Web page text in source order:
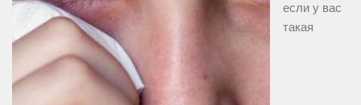
если у вас
такая